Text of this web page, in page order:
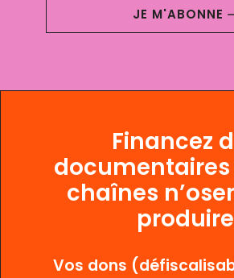
JE M'ABONNE
Financez
documentaires
chaînes
produire
Vos dons